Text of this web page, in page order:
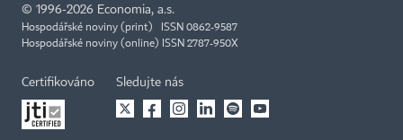
© 1996-2026 Economia, a.s.
Hospodářské noviny (print) ISSN 0862-9587
Hospodářské noviny (online) ISSN 2787-950X
Certifikováno Sledujte nás